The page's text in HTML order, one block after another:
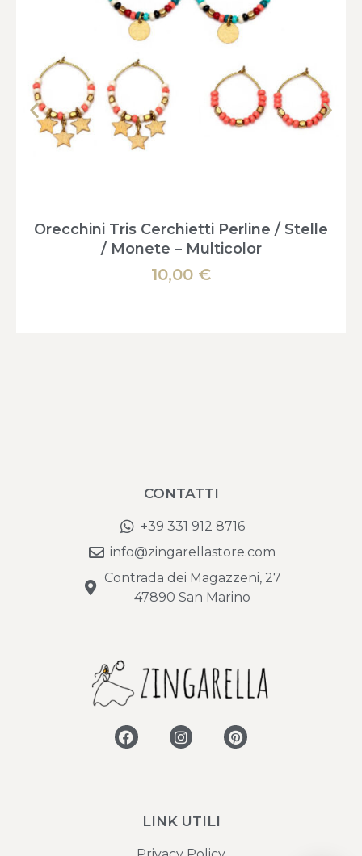
Orecchini Tris Cerchietti Perline / Stelle
/ Monete – Multicolor
10,00 €
CONTATTI
+39 331 912 8716
info@zingarellastore.com
Contrada dei Magazzeni, 27
47890 San Marino
LINK UTILI